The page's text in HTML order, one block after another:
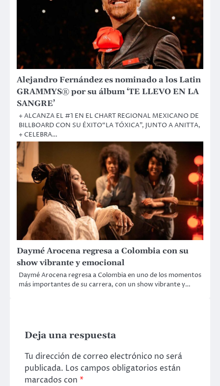
Alejandro Fernández es nominado a los Latin
GRAMMYS® por su álbum ‘TE LLEVO EN LA
SANGRE’
+ ALCANZA EL #1 EN EL CHART REGIONAL MEXICANO DE
BILLBOARD CON SU ÉXITO“LA TÓXICA”, JUNTO A ANITTA,
+ CELEBRA…
Daymé Arocena regresa a Colombia con su
show vibrante y emocional
Daymé Arocena regresa a Colombia en uno de los momentos
más importantes de su carrera, con un show vibrante y…
Deja una respuesta
Tu dirección de correo electrónico no será
publicada. Los campos obligatorios están
marcados con *